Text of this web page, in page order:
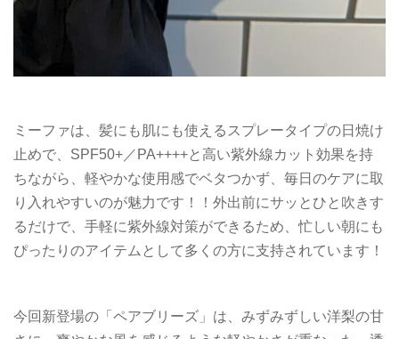
ミーファは、髪にも肌にも使えるスプレータイプの日焼け
止めで、SPF50+／PA++++と高い紫外線カット効果を持
ちながら、軽やかな使用感でベタつかず、毎日のケアに取
り入れやすいのが魅力です！！外出前にサッとひと吹きす
るだけで、手軽に紫外線対策ができるため、忙しい朝にも
ぴったりのアイテムとして多くの方に支持されています！
今回新登場の「ペアブリーズ」は、みずみずしい洋梨の甘